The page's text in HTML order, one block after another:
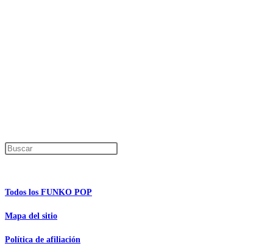
Todos los FUNKO POP
Mapa del sitio
Política de afiliación